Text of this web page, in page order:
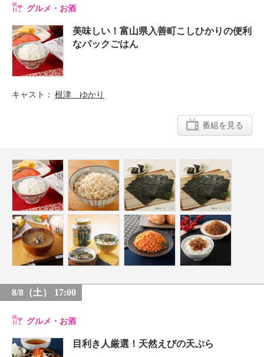
グルメ・お酒
美味しい！富山県入善町こしひかりの便利
なパックごはん
キャスト 根津 ゆかり
番組を見る
8/8（土） 17:00
グルメ・お酒
目利き人厳選！天然えびの天ぷら